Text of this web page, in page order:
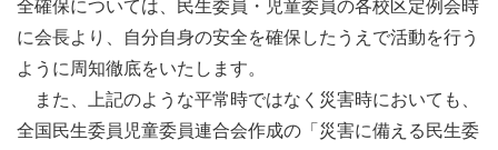
全確保については、民生委員・児童委員の各校区定例会時
に会長より、自分自身の安全を確保したうえで活動を行う
ように周知徹底をいたします。
また、上記のような平常時ではなく災害時においても、
全国民生委員児童委員連合会作成の「災害に備える民生委